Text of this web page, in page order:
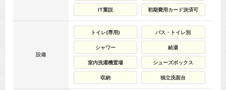
IT重説 初期費用カード決済可
設備
トイレ(専用) バス・トイレ別
シャワー 給湯
室内洗濯機置場 シューズボックス
収納 独立洗面台